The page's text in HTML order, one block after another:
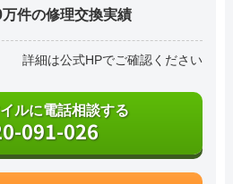
件の修理交換実績
詳細は公式HPでご確認ください
ルに電話相談する
091-026